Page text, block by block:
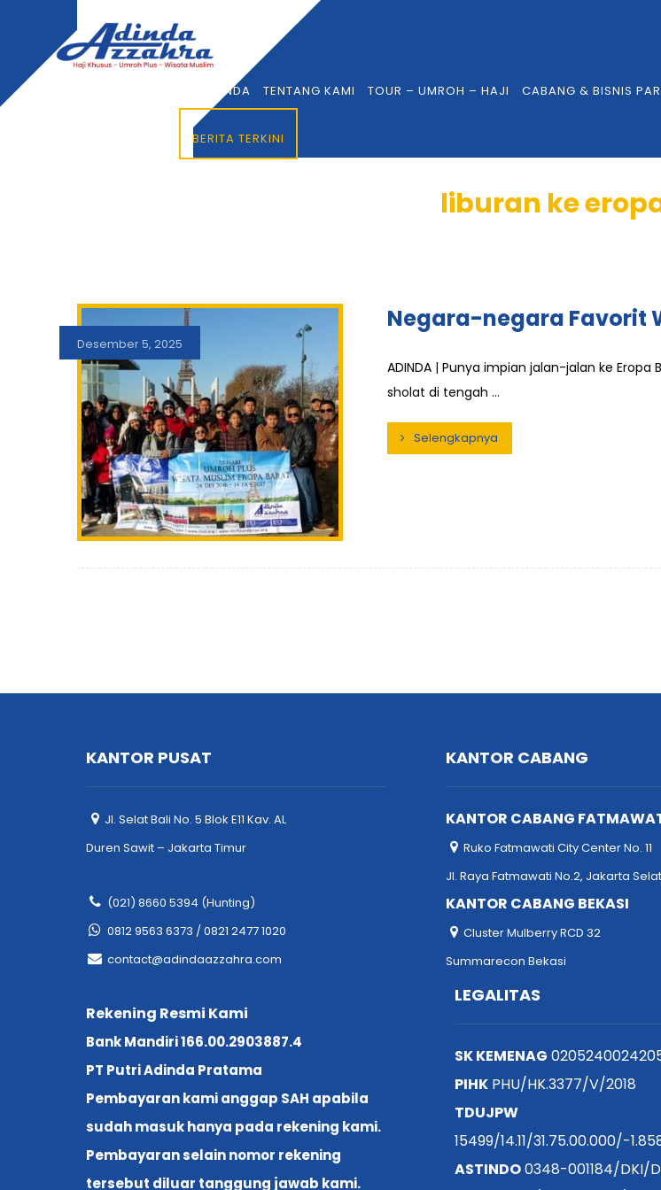
BERANDA TENTANG KAMI TOUR – UMROH – HAJI CABANG & BISNIS
BERITA TERKINI
liburan ke
Negara-negara Favorit
Desember 5, 2025
ADINDA | Punya impian jalan-jalan ke
sholat di tengah ...
Selengkapnya
KANTOR PUSAT
Jl. Selat Bali No. 5 Blok E11 Kav. AL
Duren Sawit – Jakarta Timur
(021) 8660 5394 (Hunting)
0812 9563 6373 / 0821 2477 1020
contact@adindaazzahra.com
Rekening Resmi Kami
Bank Mandiri 166.00.2903887.4
PT Putri Adinda Pratama
Pembayaran kami anggap SAH apabila
sudah masuk hanya pada rekening kami.
Pembayaran selain nomor rekening
tersebut diluar tanggung jawab kami.
KANTOR CABANG
KANTOR CABANG
Ruko Fatmawati City Center No. 11
Jl. Raya Fatmawati No.2, Jakarta
KANTOR CABANG BEKASI
Cluster Mulberry RCD 32
Summarecon Bekasi
LEGALITAS
SK KEMENAG
PIHKPHU/HK.3377/V/2018
TDUJPW
15499/14.11/31.75.00.000/-
ASTINDO0348-001184/DKI/